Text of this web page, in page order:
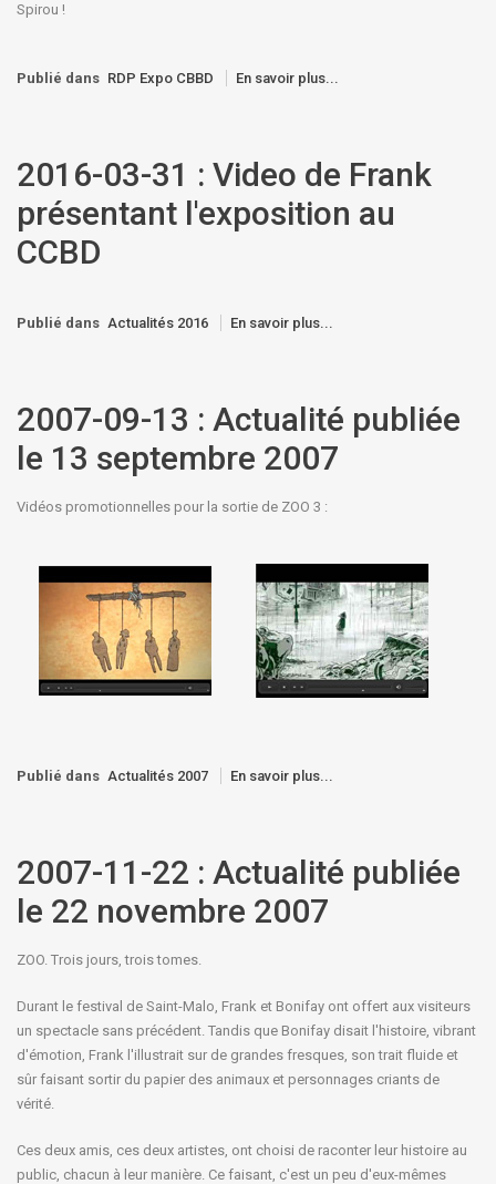
Spirou !
Publié dans RDP Expo CBBD En savoir plus...
2016-03-31 : Video de Frank
présentant l'exposition au
CCBD
Publié dans Actualités 2016 En savoir plus...
2007-09-13 : Actualité publiée
le 13 septembre 2007
Vidéos promotionnelles pour la sortie de ZOO 3 :
Publié dans Actualités 2007 En savoir plus...
2007-11-22 : Actualité publiée
le 22 novembre 2007
ZOO. Trois jours, trois tomes.
Durant le festival de Saint-Malo, Frank et Bonifay ont offert aux visiteurs
un spectacle sans précédent. Tandis que Bonifay disait l'histoire, vibrant
d'émotion, Frank l'illustrait sur de grandes fresques, son trait fluide et
sûr faisant sortir du papier des animaux et personnages criants de
vérité.
Ces deux amis, ces deux artistes, ont choisi de raconter leur histoire au
public, chacun à leur manière. Ce faisant, c'est un peu d'eux-mêmes